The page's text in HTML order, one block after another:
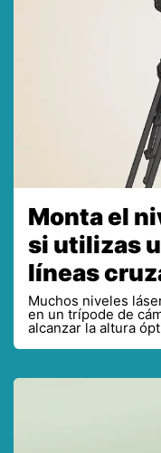
Monta el
si utilizas
líneas
Muchos niveles
en un trípode de
alcanzar la altura